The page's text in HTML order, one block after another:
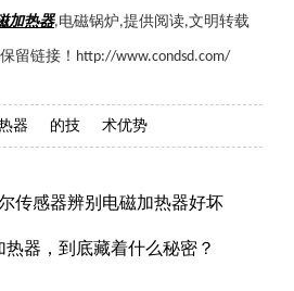
加热器,电磁锅炉,提供阅读,文明转载
留链接！ http://www.condsd.com/
器 的技 术优势
传感器辨别电磁加热器好坏
器，到底藏着什么秘密？